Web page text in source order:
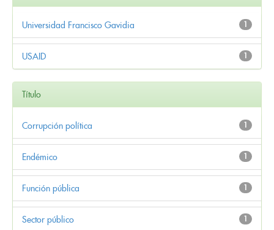
1
Universidad Francisco Gavidia
1
USAID
Título
1
Corrupción política
1
Endémico
1
Función pública
1
Sector público